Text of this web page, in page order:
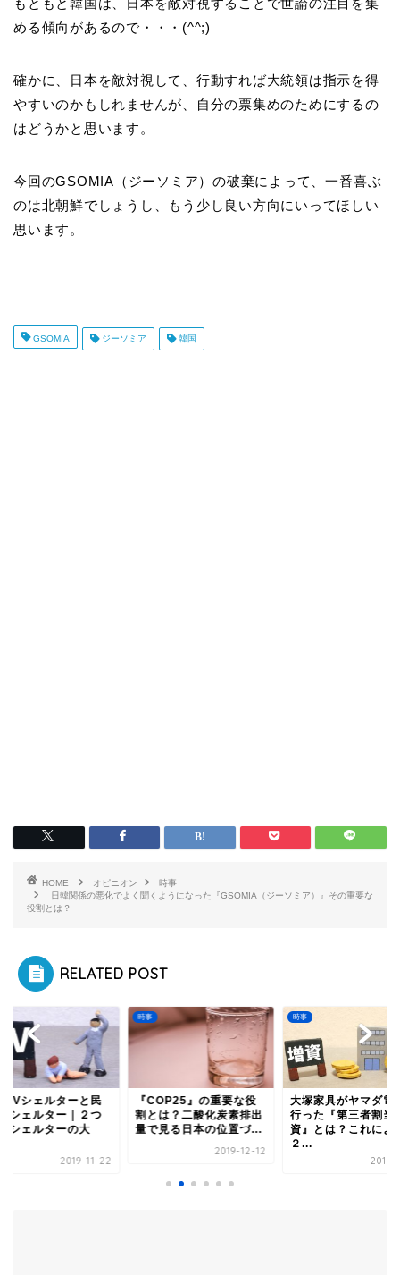
める傾向があるので・・・(^^;)
確かに、日本を敵対視して、行動すれば大統領は指示を得
やすいのかもしれませんが、自分の票集めのためにするの
はどうかと思います。
今回のGSOMIA（ジーソミア）の破棄によって、一番喜ぶ
のは北朝鮮でしょうし、もう少し良い方向にいってほしい
思います。
GSOMIA ジーソミア 韓国
HOME オピニオン
時事
日韓関係の悪化でよく聞くようになった『GSOMIA（ジーソミア）』その重要な
役割とは？
RELATED POST
DVシェルターと民
シェルター｜２つ
シェルターの大
2019-11-22
時事
『COP25』の重要な役
割とは？二酸化炭素排出
量で見る日本の位置づ...
2019-12-12
時事
大塚家具がヤマダ電
行った『第三者割当
資』とは？これによ
２...
2019-